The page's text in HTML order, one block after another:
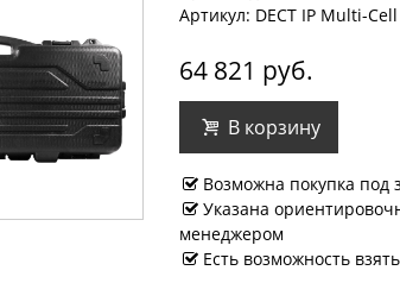
Артикул: DECT IP Multi-
64 821 руб.
В корзину
Возможна покупка под
Указана
менеджером
Есть возможность